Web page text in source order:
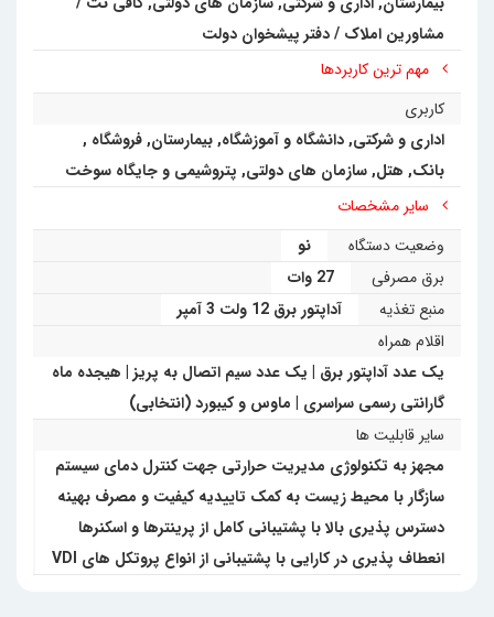
مشاورین املاک / دفتر پیشخوان دولت
مهم ترین کاربردها
کاربری
اداری و شرکتی,دانشگاه و آموزشگاه,بیمارستان,فروشگاه ,
بانک, هتل,سازمان های دولتی, پتروشیمی و جایگاه سوخت
سایر مشخصات
وضعیت دستگاه
نو
برق مصرفی
27 وات
منبع تغذیه
آداپتور برق 12 ولت 3 آمپر
اقلام همراه
یک عدد آداپتور برق | یک عدد سیم اتصال به پریز | هیجده ماه
گارانتی رسمی سراسری | ماوس و کیبورد (انتخابی)
سایر قابلیت ها
مجهز به تکنولوژی مدیریت حرارتی جهت کنترل دمای سیستم
سازگار با محیط زیست به کمک تاییدیه کیفیت و مصرف بهینه
دسترس پذیری بالا با پشتیبانی کامل از پرینترها و اسکنرها
انعطاف پذیری در کارایی با پشتیبانی از انواع پروتکل های VDI